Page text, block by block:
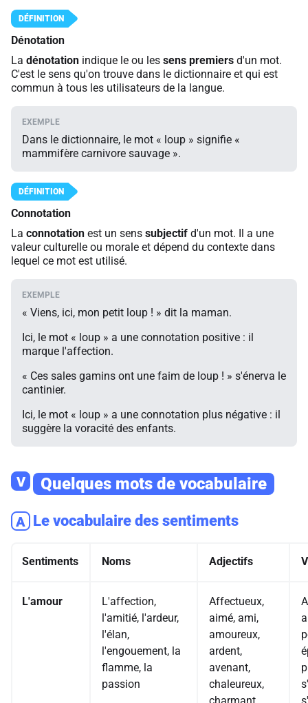
Dénotation
La dénotation indique le ou les sens premiers d'un mot.
C'est le sens qu'on trouve dans le dictionnaire et qui est
commun à tous les utilisateurs de la langue.
Dans le dictionnaire, le mot « loup » signifie «
mammifère carnivore sauvage ».
Connotation
La connotation est un sens subjectif d'un mot. Il a une
valeur culturelle ou morale et dépend du contexte dans
lequel ce mot est utilisé.
« Viens, ici, mon petit loup ! » dit la maman.
Ici, le mot « loup » a une connotation positive : il
marque l'affection.
« Ces sales gamins ont une faim de loup ! » s'énerva le
cantinier.
Ici, le mot « loup » a une connotation plus négative : il
suggère la voracité des enfants.
V Quelques mots de vocabulaire
A Le vocabulaire des sentiments
Sentiments Noms Adjectifs
L'amour
L'affection,
l'amitié, l'ardeur,
l'élan,
l'engouement, la
flamme, la
passion
Affectueux,
aimé, ami,
amoureux,
ardent,
avenant,
chaleureux,
charmant,